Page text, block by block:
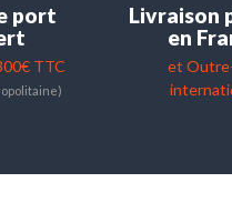
port
TTC
Livraison
en
et